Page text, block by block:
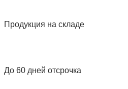
Продукция на складе
До 60 дней отсрочка